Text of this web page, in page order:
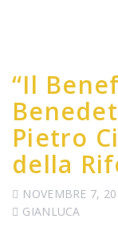
“Il
Pietro
della
NOVEMBRE 7,
GIANLUCA